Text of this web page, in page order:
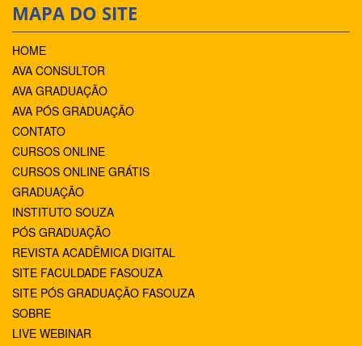
MAPA DO SITE
HOME
AVA CONSULTOR
AVA GRADUAÇÃO
AVA PÓS GRADUAÇÃO
CONTATO
CURSOS ONLINE
CURSOS ONLINE GRÁTIS
GRADUAÇÃO
INSTITUTO SOUZA
PÓS GRADUAÇÃO
REVISTA ACADÊMICA DIGITAL
SITE FACULDADE FASOUZA
SITE PÓS GRADUAÇÃO FASOUZA
SOBRE
LIVE WEBINAR